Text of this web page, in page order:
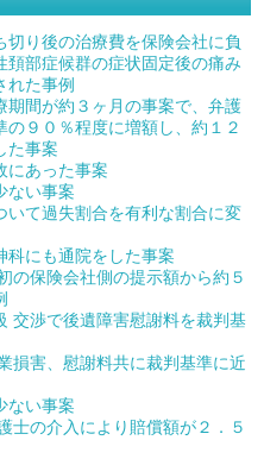
り後の治療費を保険会社に負
部症候群の症状固定後の痛み
れた事例
期間が約３ヶ月の事案で、弁護
９０％程度に増額し、約１２
た事案
にあった事案
ない事案
いて過失割合を有利な割合に変
科にも通院をした事案
の保険会社側の提示額から約５
交渉で後遺障害慰謝料を裁判基
損害、慰謝料共に裁判基準に近
ない事案
士の介入により賠償額が２．５